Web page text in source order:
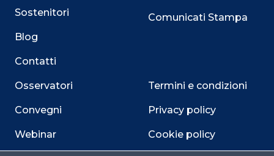
Sostenitori
Blog
Contatti
Osservatori
Convegni
Webinar
Comunicati Stampa
Termini e condizioni
Privacy policy
Cookie policy